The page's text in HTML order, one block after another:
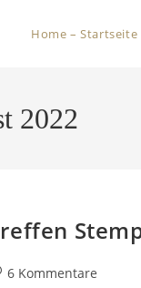
Home – Startseite
2022
6 Kommentare